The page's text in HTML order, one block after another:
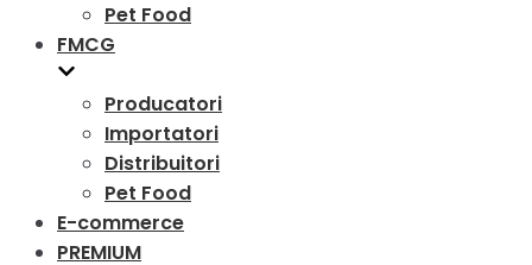
Pet Food
FMCG
Producatori
Importatori
Distribuitori
Pet Food
E-commerce
PREMIUM